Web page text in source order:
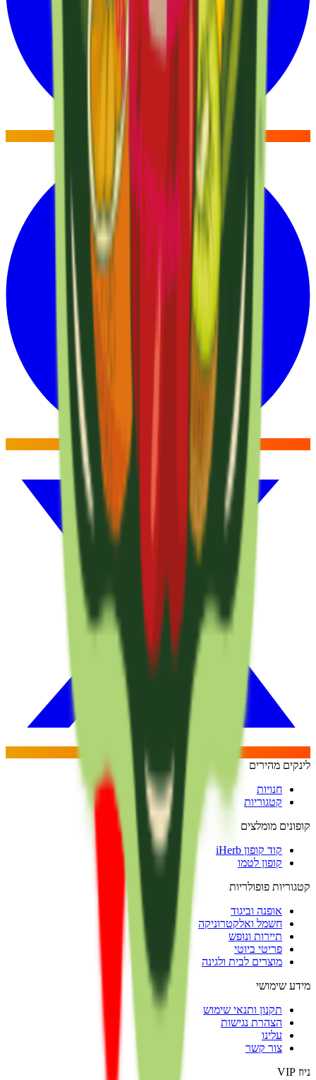
לינקים מהירים
חנויות
קטגוריות
קופונים מומלצים
קוד קופון iHerb
קופון לטמו
קטגוריות פופולריות
אופנה וביגוד
חשמל ואלקטרוניקה
תיירות ונופש
פריטי ביוטי
מוצרים לבית ולגינה
מידע שימושי
תקנון ותנאי שימוש
הצהרת נגישות
עלינו
צור קשר
ניוז VIP